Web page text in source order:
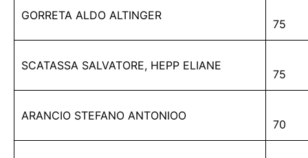
GORRETA ALDO ALTINGER
75
SCATASSA SALVATORE, HEPP ELIANE
75
ARANCIO STEFANO ANTONIOO
70